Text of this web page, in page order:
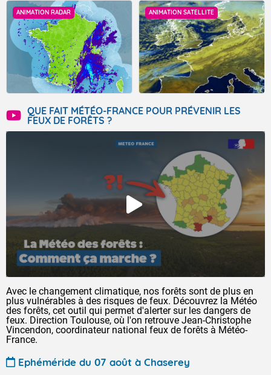
ANIMATION RADAR ANIMATION SATELLITE
QUE FAIT MÉTÉO-FRANCE POUR PRÉVENIR LES
FEUX DE FORÊTS ?
Avec le changement climatique, nos forêts sont de plus en
plus vulnérables à des risques de feux. Découvrez la Météo
des forêts, cet outil qui permet d'alerter sur les dangers de
feux. Direction Toulouse, où l'on retrouve Jean-Christophe
Vincendon, coordinateur national feux de forêts à Météo-
France.
Ephéméride du 07 août à Chaserey